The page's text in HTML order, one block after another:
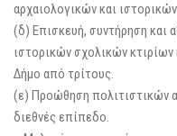
αρχαιολογικών και
(δ) Επισκευή, συντήρηση και
ιστορικών σχολικών
Δήμο από τρίτους.
(ε) Προώθηση πολιτιστικών
διεθνές επίπεδο.